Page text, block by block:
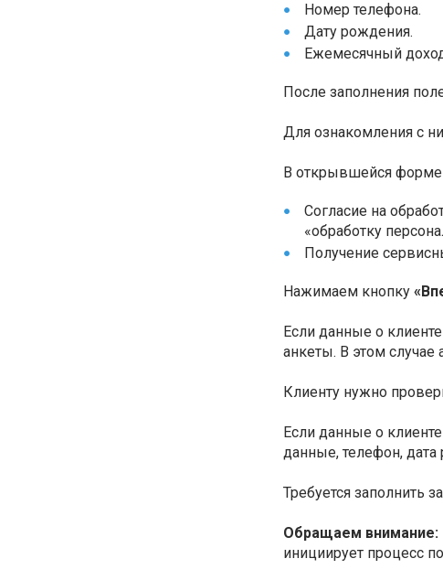
Номер телефона.
Дату рождения.
Ежемесячный
После заполнения
Для ознакомления с
В открывшейся форме
Согласие на
«обработку
Получение
Нажимаем кнопку
Если данные о
анкеты. В этом случае
Клиенту нужно
Если данные о
данные, телефон, дата
Требуется заполнить
Обращаем внимание:
инициирует процесс